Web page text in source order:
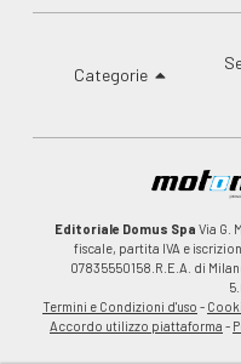
Categorie
Editoriale Domus Spa Via G.
fiscale, partita IVA e
07835550158.R.E.A. di
Termini e Condizioni d'uso -
Accordo utilizzo piattaforma -